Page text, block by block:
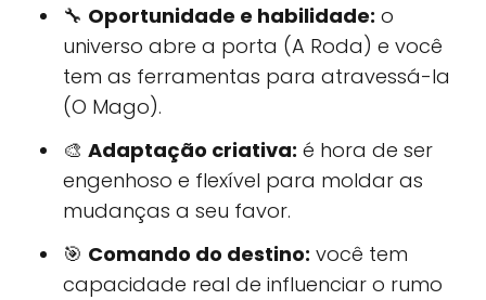
🔧 Oportunidade e habilidade: o
universo abre a porta (A Roda) e você
tem as ferramentas para atravessá-la
(O Mago).
🎨 Adaptação criativa: é hora de ser
engenhoso e flexível para moldar as
mudanças a seu favor.
🎯 Comando do destino: você tem
capacidade real de influenciar o rumo